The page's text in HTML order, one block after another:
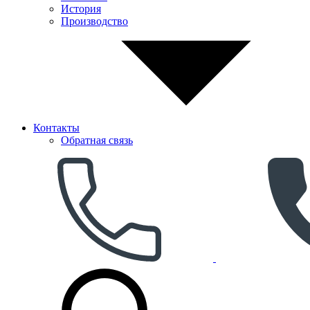
История
Производство
Контакты
Обратная связь